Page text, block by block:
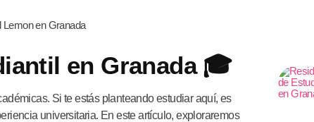
en Granada 🎓
Si te estás planteando estudiar aquí, es
universitaria. En este artículo, exploraremos